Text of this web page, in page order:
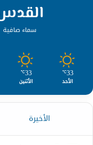
سماء صافية
33
℃
الأحد
33
℃
الأثنين
الأخيرة